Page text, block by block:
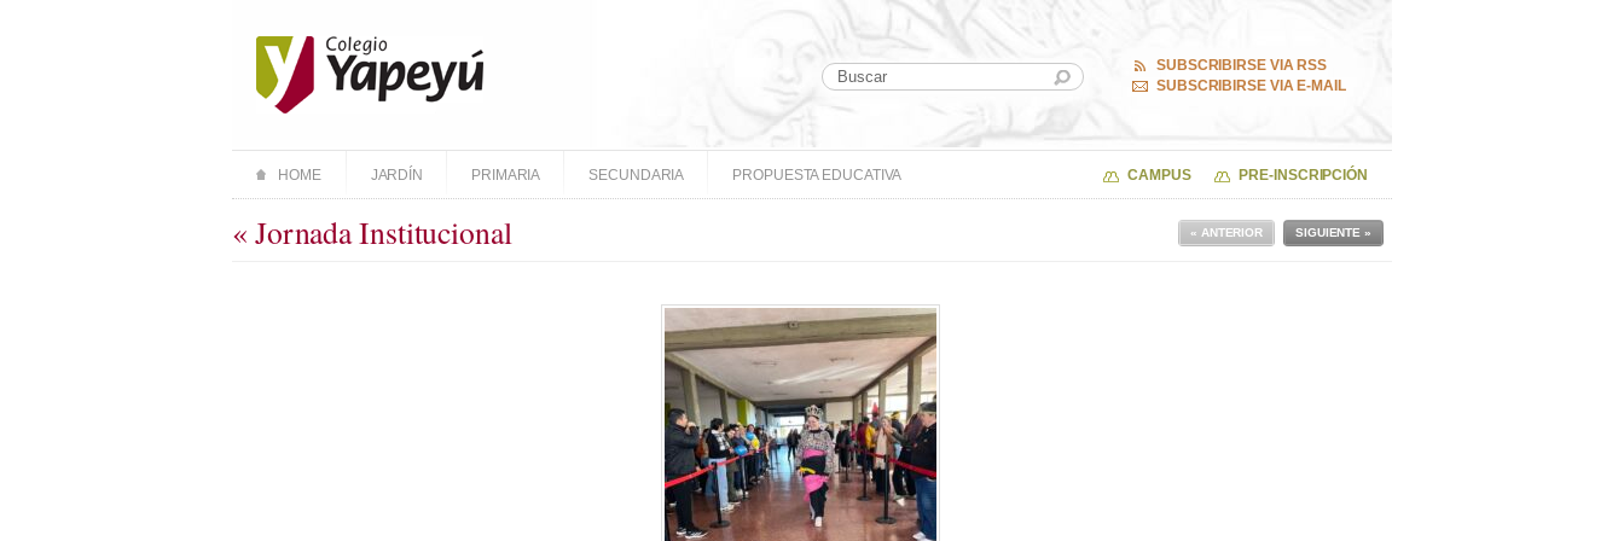
SUBSCRIBIRSE VIA RSS
SUBSCRIBIRSE VIA E-MAIL
HOME JARDÍN PRIMARIA SECUNDARIA PROPUESTA EDUCATIVA CAMPUS PRE-INSCRIPCIÓN
« Jornada Institucional SIGUIENTE »
« ANTERIOR